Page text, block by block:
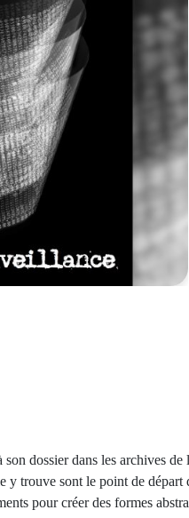
dossier dans les archives
trouve sont le point de
pour créer des formes